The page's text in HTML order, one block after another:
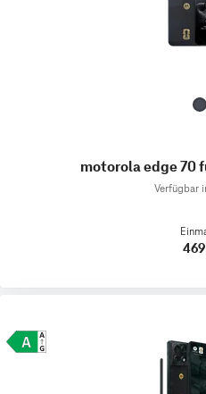
motorola edge 70
Verfügbar